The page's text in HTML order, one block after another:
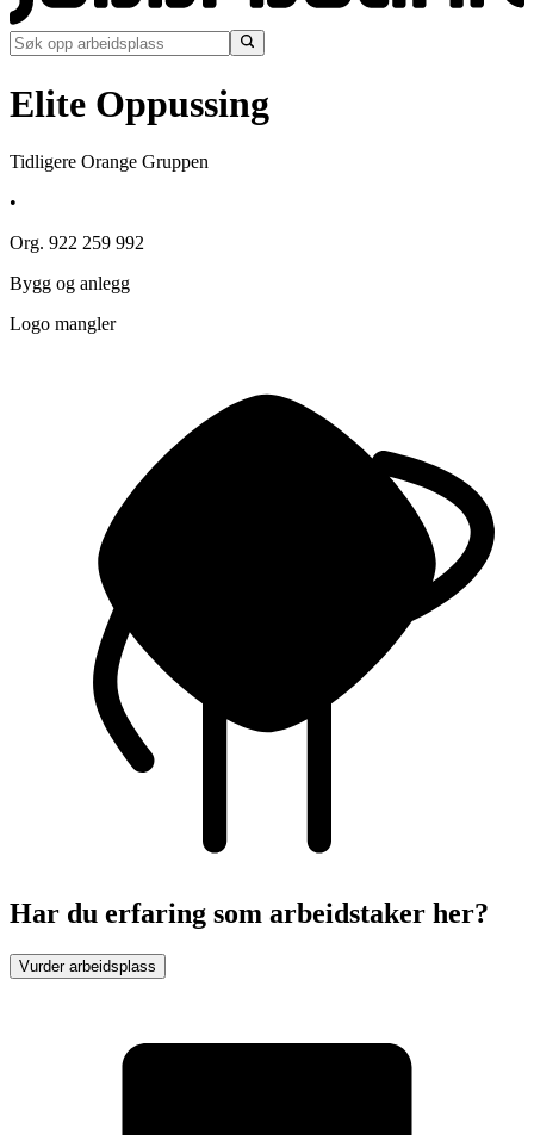
Elite Oppussing
Tidligere Orange Gruppen
•
Org. 922 259 992
Bygg og anlegg
Logo mangler
Har du erfaring som arbeidstaker her?
Vurder arbeidsplass